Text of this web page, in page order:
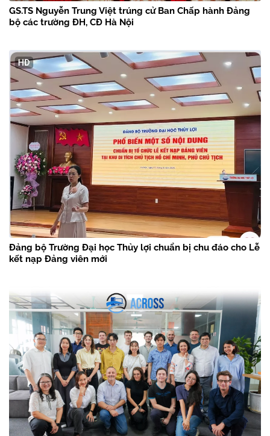
GS.TS Nguyễn Trung Việt trúng cử Ban Chấp hành Đảng
bộ các trường ĐH, CĐ Hà Nội
Đảng bộ Trường Đại học Thủy lợi chuẩn bị chu đáo cho Lễ
kết nạp Đảng viên mới